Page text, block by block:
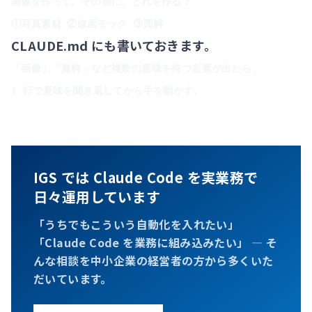
CLAUDE.md にも書いておきます。
IGS では Claude Code を実業務で
日々運用しています
「うちでもこういう自動化を入れたい」
「Claude Code を業務に組み込みたい」 — そ
んな相談を中小企業の経営者の方から多くいた
だいています。